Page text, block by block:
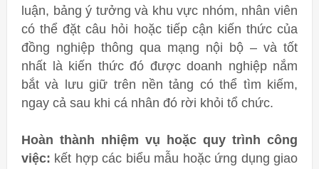
luận, bảng ý tưởng và khu vực nhóm, nhân viên
có thể đặt câu hỏi hoặc tiếp cận kiến ​​thức của
đồng nghiệp thông qua mạng nội bộ – và tốt
nhất là kiến ​​thức đó được doanh nghiệp nắm
bắt và lưu giữ trên nền tảng có thể tìm kiếm,
ngay cả sau khi cá nhân đó rời khỏi tổ chức.
Hoàn thành nhiệm vụ hoặc quy trình công
việc: kết hợp các biểu mẫu hoặc ứng dụng giao